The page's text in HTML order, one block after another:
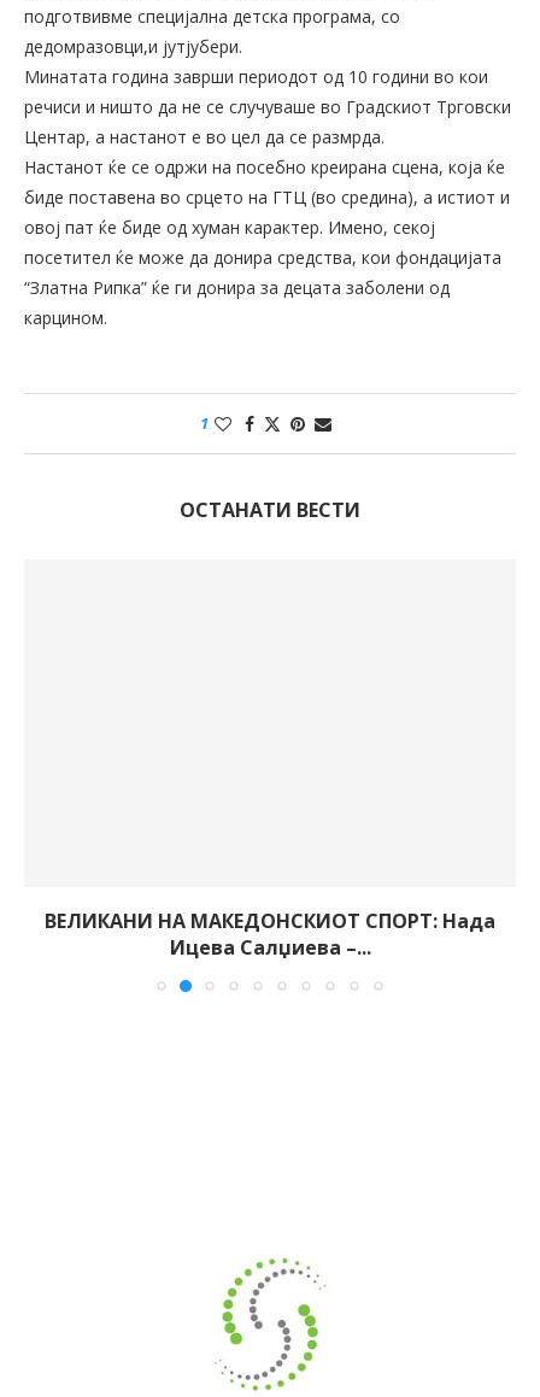
подготвивме специјална детска програма, со
дедомразовци,и јутјубери.
Минатата година заврши периодот од 10 години во кои
речиси и ништо да не се случуваше во Градскиот Трговски
Центар, а настанот е во цел да се размрда.
Настанот ќе се одржи на посебно креирана сцена, која ќе
биде поставена во срцето на ГТЦ (во средина), а истиот и
овој пат ќе биде од хуман карактер. Имено, секој
посетител ќе може да донира средства, кои фондацијата
“Златна Рипка” ќе ги донира за децата заболени од
карцином.
1
ОСТАНАТИ ВЕСТИ
ВЕЛИКАНИ НА МАКЕДОНСКИОТ СПОРТ: Нада
Ицева Салџиева –...